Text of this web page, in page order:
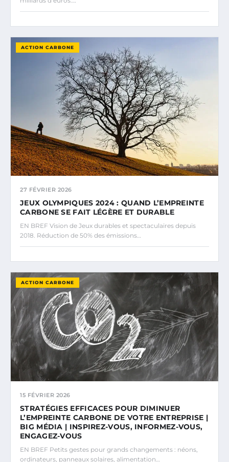
ACTION CARBONE
27 FÉVRIER 2026
JEUX OLYMPIQUES 2024 : QUAND L’EMPREINTE
CARBONE SE FAIT LÉGÈRE ET DURABLE
EN BREF Vision de Jeux durables et spectaculaires depuis
2018. Réduction de 50% des émissions…
ACTION CARBONE
15 FÉVRIER 2026
STRATÉGIES EFFICACES POUR DIMINUER
L’EMPREINTE CARBONE DE VOTRE ENTREPRISE |
BIG MÉDIA | INSPIREZ-VOUS, INFORMEZ-VOUS,
ENGAGEZ-VOUS
EN BREF Petits gestes pour grands changements : néons,
ordinateurs, panneaux solaires, alimentation…